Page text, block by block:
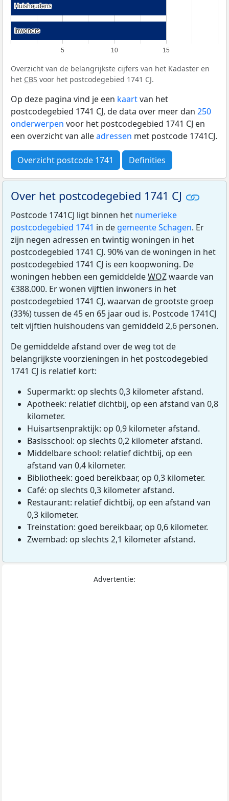
5 10 15
Huishoudens
Huishoudens
Inwoners
Inwoners
Overzicht van de belangrijkste cijfers van het Kadaster en
het CBS voor het postcodegebied 1741 CJ.
Op deze pagina vind je een kaartvan het
postcodegebied 1741 CJ, de data over meer dan 250
onderwerpen voor het postcodegebied 1741 CJ en
een overzicht van alleadressen met postcode 1741CJ.
Overzicht postcode 1741 Definities
Over het postcodegebied 1741 CJ
Postcode 1741CJ ligt binnen het numerieke
postcodegebied 1741 in de gemeente Schagen. Er
zijn negen adressen en twintig woningen in het
postcodegebied 1741 CJ. 90% van de woningen in het
postcodegebied 1741 CJ is een koopwoning. De
woningen hebben een gemiddeldeWOZwaarde van
€388.000. Er wonen vijftien inwoners in het
postcodegebied 1741 CJ, waarvan de grootste groep
(33%) tussen de 45 en 65 jaar oud is. Postcode 1741CJ
telt vijftien huishoudens van gemiddeld 2,6 personen.
De gemiddelde afstand over de weg tot de
belangrijkste voorzieningen in het postcodegebied
1741 CJ is relatief kort:
Supermarkt: op slechts 0,3 kilometer afstand.
Apotheek: relatief dichtbij, op een afstand van 0,8
kilometer.
Huisartsenpraktijk: op 0,9 kilometer afstand.
Basisschool: op slechts 0,2 kilometer afstand.
Middelbare school: relatief dichtbij, op een
afstand van 0,4 kilometer.
Bibliotheek: goed bereikbaar, op 0,3 kilometer.
Café: op slechts 0,3 kilometer afstand.
Restaurant: relatief dichtbij, op een afstand van
0,3 kilometer.
Treinstation: goed bereikbaar, op 0,6 kilometer.
Zwembad: op slechts 2,1 kilometer afstand.
Advertentie: